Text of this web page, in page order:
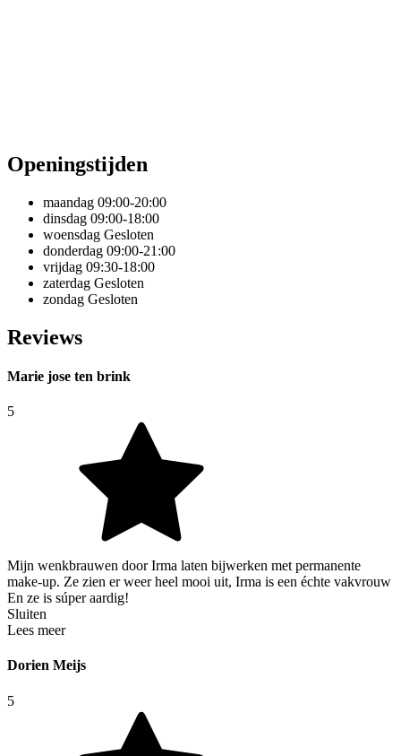
Openingstijden
maandag 09:00-20:00
dinsdag 09:00-18:00
woensdag Gesloten
donderdag 09:00-21:00
vrijdag 09:30-18:00
zaterdag Gesloten
zondag Gesloten
Reviews
Marie jose ten brink
5
Mijn wenkbrauwen door Irma laten bijwerken met permanente
make-up. Ze zien er weer heel mooi uit, Irma is een échte vakvrouw
En ze is súper aardig!
Sluiten
Lees meer
Dorien Meijs
5